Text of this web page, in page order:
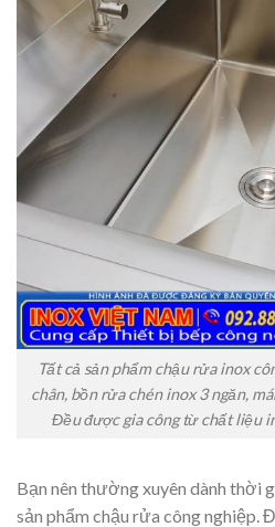
Tất cả sản phẩm chậu rửa inox
chân, bồn rửa chén inox 3 ngăn,
Đều được gia công từ chất liệu
Bạn nên thường xuyên dành thời
sản phẩm chậu rửa công nghiệp.